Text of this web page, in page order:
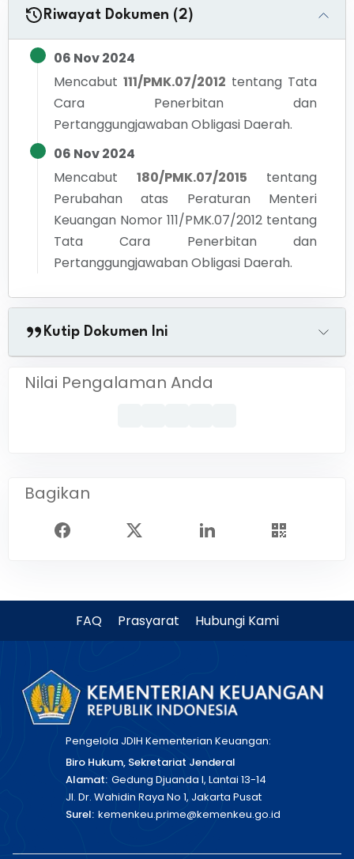
Riwayat Dokumen (2)
06 Nov 2024
Mencabut 111/PMK.07/2012 tentang Tata
Cara Penerbitan dan
Pertanggungjawaban Obligasi Daerah.
06 Nov 2024
Mencabut
180/PMK.07/2015
tentang
Perubahan atas Peraturan Menteri
Keuangan Nomor 111/PMK.07/2012 tentang
Tata Cara Penerbitan dan
Pertanggungjawaban Obligasi Daerah.
Kutip Dokumen Ini
Nilai Pengalaman Anda
Bagikan
FAQ Prasyarat Hubungi Kami
Pengelola JDIH Kementerian Keuangan:
Biro Hukum, Sekretariat Jenderal
Alamat: Gedung Djuanda I, Lantai 13-14
Jl. Dr. Wahidin Raya No 1, Jakarta Pusat
Surel: kemenkeu.prime@kemenkeu.go.id